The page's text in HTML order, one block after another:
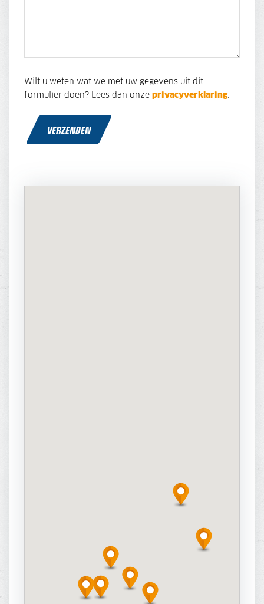
Wilt u weten wat we met uw gegevens uit dit
formulier doen? Lees dan onze privacyverklaring.
VERZENDEN